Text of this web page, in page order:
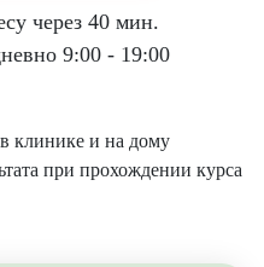
через 40 мин.
9:00 - 19:00
клинике и на дому
при прохождении курса